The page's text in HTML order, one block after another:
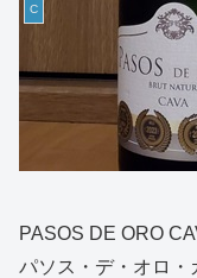
C
PASOS DE ORO
パソス・デ・オロ・